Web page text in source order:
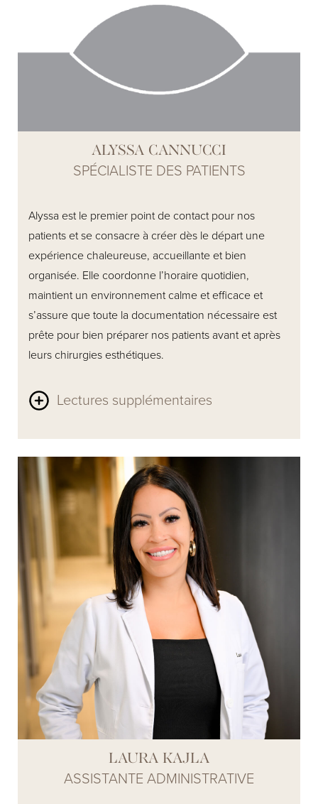
soins aux patients. Elle est fière d’aider les patients à
se sentir à l’aise, informés et confiants à chaque étape
du processus.
ALYSSA CANNUCCI
SPÉCIALISTE DES PATIENTS
Alyssa est le premier point de contact pour nos
patients et se consacre à créer dès le départ une
expérience chaleureuse, accueillante et bien
organisée. Elle coordonne l’horaire quotidien,
maintient un environnement calme et efficace et
s’assure que toute la documentation nécessaire est
prête pour bien préparer nos patients avant et après
leurs chirurgies esthétiques.
Lectures supplémentaires
elle apporte à son rôle de solides compétences en
communication et une grande attention aux détails.
Reconnue pour son approche chaleureuse et
accueillante, elle est toujours heureuse
d’accompagner nos patients et veille à ce qu’ils se
sentent à l’aise, bien informés et véritablement bien
soutenus tout au long de leur parcours à la clinique.
LAURA KAJLA
ASSISTANTE ADMINISTRATIVE